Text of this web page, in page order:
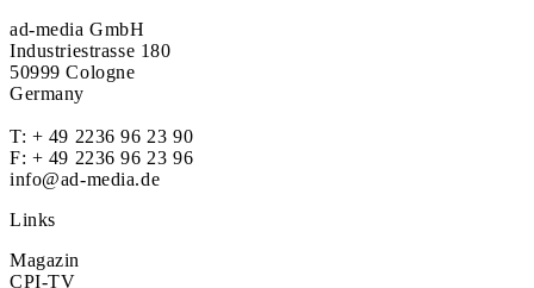
ad-media GmbH
Industriestrasse 180
50999 Cologne
Germany
T: + 49 2236 96 23 90
F: + 49 2236 96 23 96
info@ad-media.de
Links
Magazin
CPI-TV